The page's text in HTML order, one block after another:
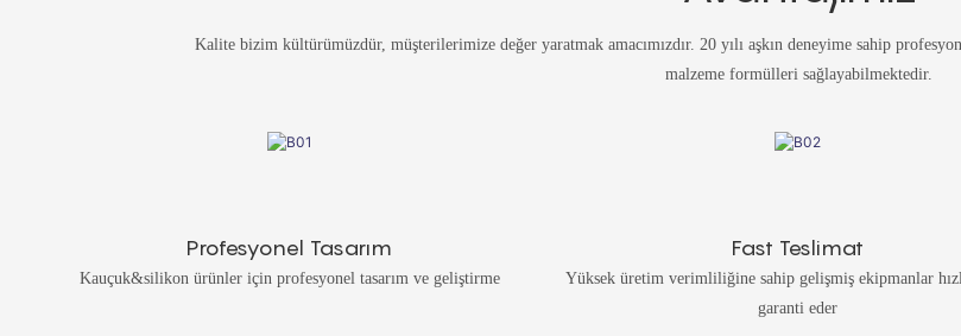
Kalite bizim kültürümüzdür, müşterilerimize değer yaratmak amacımızdır. 20 yılı aşkın deneyime sahip
malzeme formülleri sağlayabilmektedir.
Profesyonel Tasarım
Kauçuk&silikon ürünler için profesyonel tasarım ve geliştirme
Fast Teslimat
Yüksek üretim verimliliğine sahip gelişmiş ekipmanlar
garanti eder